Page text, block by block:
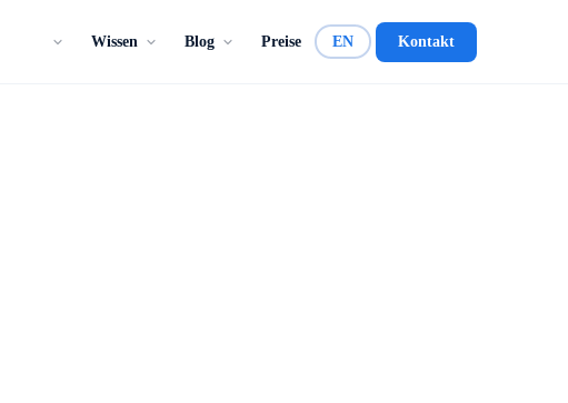
Wissen Blog Preise EN Kontakt